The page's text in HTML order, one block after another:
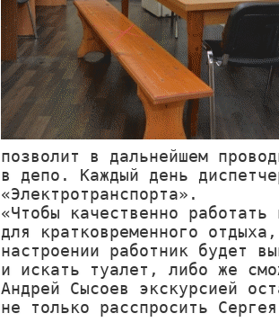
позволит в дальнейшем
в депо. Каждый день
«Электротранспорта».
«Чтобы качественно
для кратковременного
настроении работник будет
и искать туалет, либо же
Андрей Сысоев экскурсией
не только расспросить